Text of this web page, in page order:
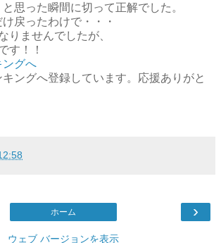
思った瞬間に切って正解でした。
戻ったわけで・・・
りませんでしたが、
す！！
ングへ
キングへ登録しています。応援ありがと
›
ホーム
ウェブ バージョンを表示